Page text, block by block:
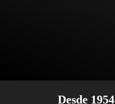
Desde 1954